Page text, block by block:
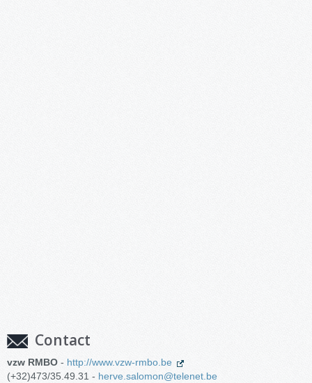
Contact
vzw RMBO - http://www.vzw-rmbo.be
(+32)473/35.49.31 - herve.salomon@telenet.be